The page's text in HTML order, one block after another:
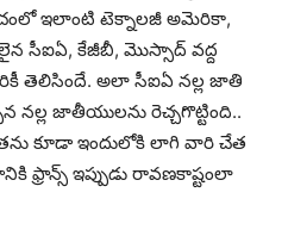
ఇలాంటి టెక్నాలజీ అమెరికా,
సీఐఏ, కేజీబీ, మొస్సాద్ వద్ద
తెలిసిందే. అలా సీఐఏ నల్ల జాతి
నల్ల జాతీయులను రెచ్చగొట్టింది..
కూడా ఇందులోకి లాగి వారి చేత
ఫ్రాన్స్ ఇప్పుడు రావణకాష్టంలా